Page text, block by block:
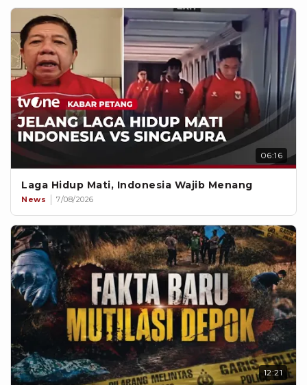
06:16
Laga Hidup Mati, Indonesia Wajib Menang
News 7/08/2026
12:21